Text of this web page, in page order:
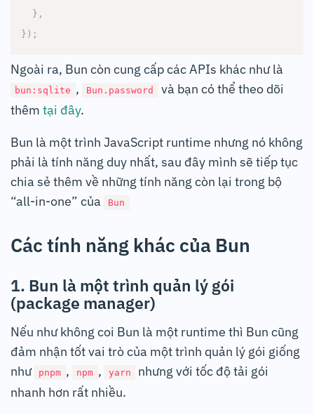
} ,
} ) ;
Ngoài ra, Bun còn cung cấp các APIs khác như là
bun:sqlite , Bun.password
và bạn có thể theo dõi
thêm tại đây.
Bun là một trình JavaScript runtime nhưng nó không
phải là tính năng duy nhất, sau đây mình sẽ tiếp tục
chia sẻ thêm về những tính năng còn lại trong bộ
“all-in-one” của
Bun
Các tính năng khác của Bun
1. Bun là một trình quản lý gói
(package manager)
Nếu như không coi Bun là một runtime thì Bun cũng
đảm nhận tốt vai trò của một trình quản lý gói giống
như
pnpm , npm , yarn
nhưng với tốc độ tải gói
nhanh hơn rất nhiều.